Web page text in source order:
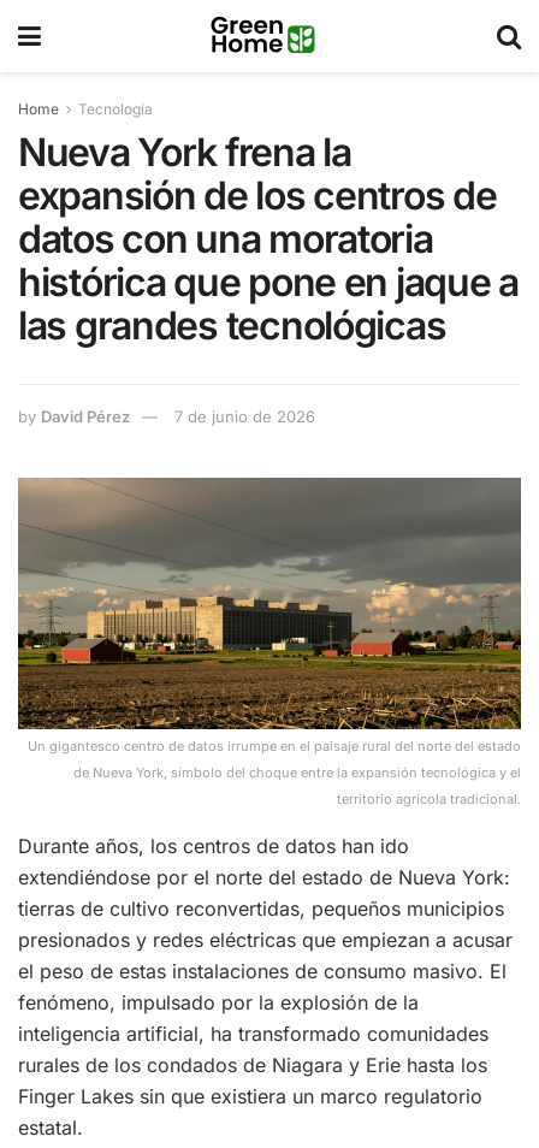
Home Tecnología
Nueva York frena la
expansión de los centros de
datos con una moratoria
histórica que pone en jaque a
las grandes tecnológicas
by David Pérez 7 de junio de 2026
Un gigantesco centro de datos irrumpe en el paisaje rural del norte del estado
de Nueva York, símbolo del choque entre la expansión tecnológica y el
territorio agrícola tradicional.
Durante años, los centros de datos han ido
extendiéndose por el norte del estado de Nueva York:
tierras de cultivo reconvertidas, pequeños municipios
presionados y redes eléctricas que empiezan a acusar
el peso de estas instalaciones de consumo masivo. El
fenómeno, impulsado por la explosión de la
inteligencia artificial, ha transformado comunidades
rurales de los condados de Niagara y Erie hasta los
Finger Lakes sin que existiera un marco regulatorio
estatal.